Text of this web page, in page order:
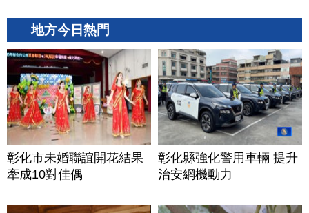
地方今日熱門
彰化市未婚聯誼開花結果
牽成10對佳偶
彰化縣強化警用車輛 提升
治安網機動力